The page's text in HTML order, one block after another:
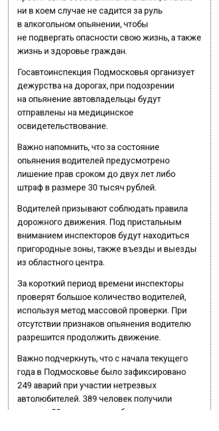
ни в коем случае не садится за руль
в алкогольном опьянении, чтобы
жизнь и здоровье граждан.
Госавтоинспекция Подмосковья организует
дежурства на дорогах, при подозрении
на опьянение автовладельцы будут
отправлены на медицинское
освидетельствование.
Важно напомнить, что за состояние
опьянения водителей предусмотрено
лишение прав сроком до двух лет либо
штраф в размере 30 тысяч рублей.
Водителей призывают соблюдать правила
дорожного движения. Под пристальным
вниманием инспекторов будут находиться
пригородные зоны, также въезды и выезды
из областного центра.
За короткий период времени инспекторы
проверят большое количество водителей,
используя метод массовой проверки. При
отсутствии признаков опьянения водителю
разрешится продолжить движение.
Важно подчеркнуть, что с начала текущего
года в Подмосковье было зафиксировано
249 аварий при участии нетрезвых
автолюбителей. 389 человек получили